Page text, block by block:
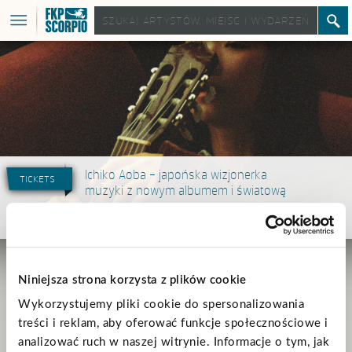
Niniejsza strona korzysta z plików cookie
Wykorzystujemy pliki cookie do spersonalizowania
treści i reklam, aby oferować funkcje społecznościowe i
analizować ruch w naszej witrynie. Informacje o tym, jak
tickets
Ichiko Aoba – japońska wizjonerka
muzyki z nowym albumem i światową
trasą
Od debiutuRazorblade Maiden(2010) Ichiko Aoba – japońska singer-
własną wytwórnię hermine i koncertowała na całym świecie. Jej muzyka, oparta
zwykle na gitarze klasycznej lub prostym syntezatorze, łączy intymność i
bezkres, delikatność i siłę, wirtuozerię i minimalizm.